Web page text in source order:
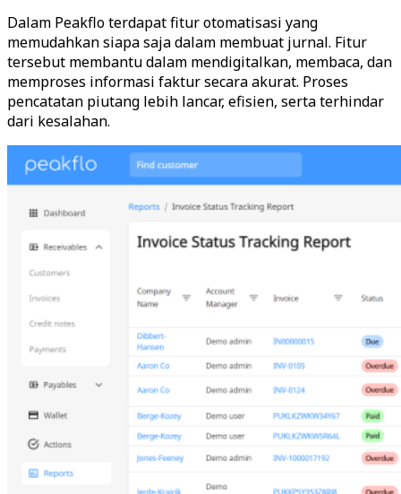
Dalam Peakflo terdapat fitur otomatisasi yang
memudahkan siapa saja dalam membuat jurnal. Fitur
tersebut membantu dalam mendigitalkan, membaca, dan
memproses informasi faktur secara akurat. Proses
pencatatan piutang lebih lancar, efisien, serta terhindar
dari kesalahan.